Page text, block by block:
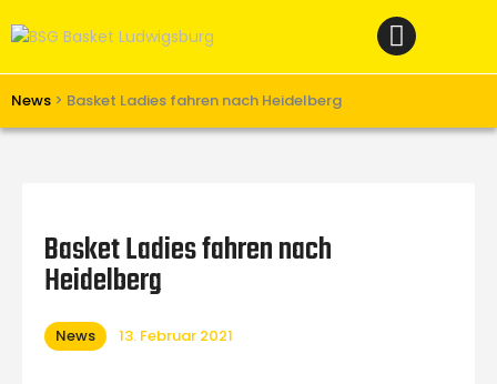
News > Basket Ladies fahren nach Heidelberg
Verein
Unterstützen
Basket Ladies fahren nach
Heidelberg
News 13. Februar 2021